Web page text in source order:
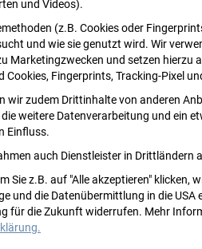
und Videos).
(z.B. Cookies oder
und wie sie genutzt wird. Wir
Marketingzwecken und setzen hierzu
Fingerprints, Tracking-Pixel
wir zudem Drittinhalte von anderen
weitere Datenverarbeitung und ein
Einfluss.
auch Dienstleister in Drittländern
Sie z.B. auf "Alle akzeptieren" klicken,
und die Datenübermittlung in die USA
für die Zukunft widerrufen. Mehr
Bücher Hörbücher Spielwaren
in